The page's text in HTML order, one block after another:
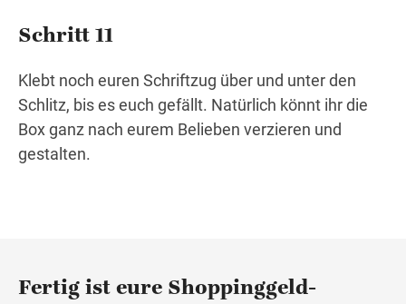
Schritt 11
Klebt noch euren Schriftzug über und unter den
Schlitz, bis es euch gefällt. Natürlich könnt ihr die
Box ganz nach eurem Belieben verzieren und
gestalten.
Fertig ist eure Shoppinggeld-